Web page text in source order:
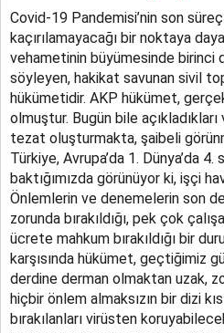
Covid-19 Pandemisi’nin son
kaçırılamayacağı bir noktaya
vehametinin büyümesinde birinci
söyleyen, hakikat savunan sivil
hükümetidir. AKP hükümet,
olmuştur. Bugün bile
tezat oluşturmakta, şaibeli
Türkiye, Avrupa’da 1. Dünya’da
baktığımızda görünüyor ki, işçi
Önlemlerin ve denemelerin son
zorunda bırakıldığı, pek çok
ücrete mahkum bırakıldığı bir
karşısında hükümet, geçtiğimiz
derdine derman olmaktan uzak,
hiçbir önlem almaksızın bir dizi
bırakılanları virüsten